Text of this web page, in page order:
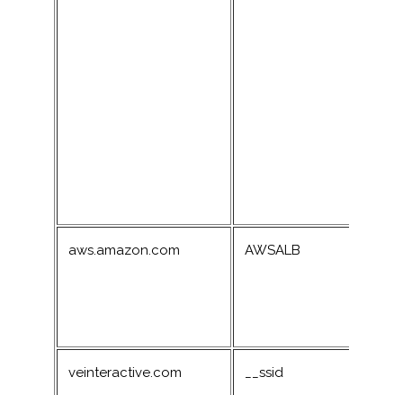
aws.amazon.com AWSALB
veinteractive.com __ssid